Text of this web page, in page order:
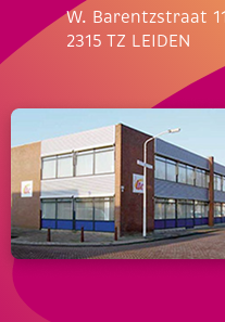
W. Barentzstraat
2315 TZ LEIDEN